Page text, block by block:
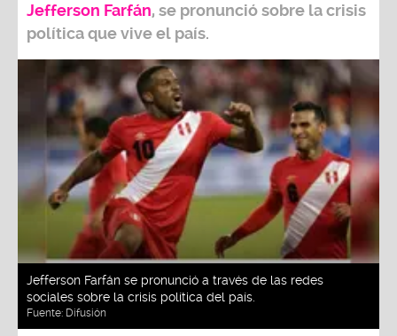
Jefferson Farfán, se pronunció sobre la crisis
política que vive el país.
Jefferson Farfán se pronunció a través de las redes
sociales sobre la crisis política del país.
Fuente: Difusión